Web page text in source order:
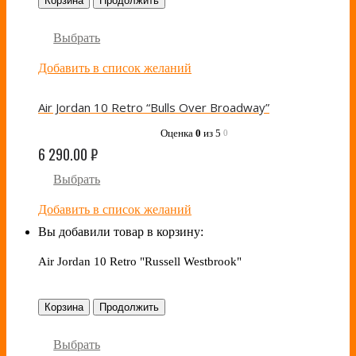
Выбрать
Добавить в список желаний
Air Jordan 10 Retro “Bulls Over Broadway”
Оценка 0 из 5 0
6 290.00₽
Выбрать
Добавить в список желаний
Вы добавили товар в корзину:
Air Jordan 10 Retro "Russell Westbrook"
Корзина Продолжить
Выбрать